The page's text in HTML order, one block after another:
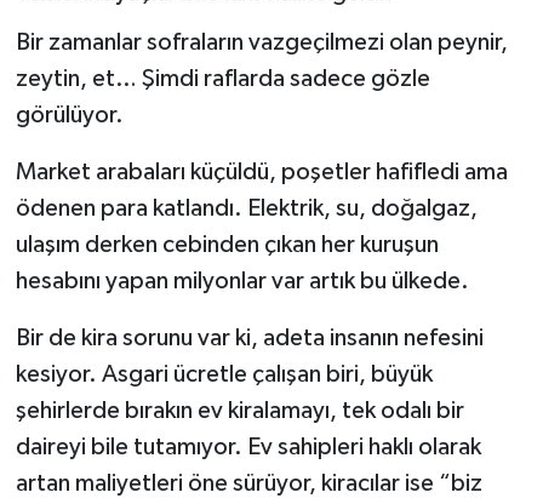
Bir zamanlar sofraların vazgeçilmezi olan peynir,
zeytin, et… Şimdi raflarda sadece gözle
görülüyor.
Market arabaları küçüldü, poşetler hafifledi ama
ödenen para katlandı. Elektrik, su, doğalgaz,
ulaşım derken cebinden çıkan her kuruşun
hesabını yapan milyonlar var artık bu ülkede.
Bir de kira sorunu var ki, adeta insanın nefesini
kesiyor. Asgari ücretle çalışan biri, büyük
şehirlerde bırakın ev kiralamayı, tek odalı bir
daireyi bile tutamıyor. Ev sahipleri haklı olarak
artan maliyetleri öne sürüyor, kiracılar ise “biz
Sinemalar
Siyaset
Teknoloji
Türkiye
Video Haber
Yaşam
Yeme-İçme